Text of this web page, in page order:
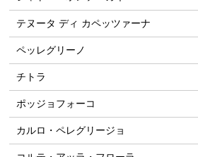
テヌータ ディ カペッツァーナ
ペッレグリーノ
チトラ
ポッジョフォーコ
カルロ・ペレグリージョ